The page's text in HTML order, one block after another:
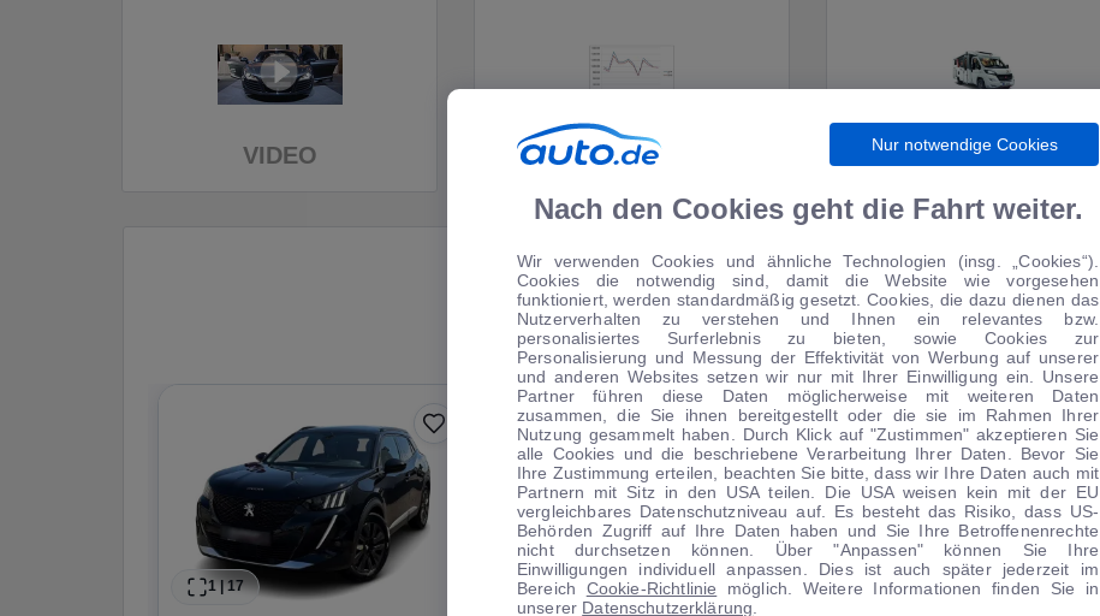
VIDEO WIRTSCHAFT WOHNMOBILE
TIPPS VOM AUTOMARKT
1|17 1|13 1 |25
Nur notwendige Cookies
Nach den Cookies geht die Fahrt weiter.
Wir verwenden Cookies und ähnliche Technologien (insg. „Cookies“).
Cookies die notwendig sind, damit die Website wie vorgesehen
funktioniert, werden standardmäßig gesetzt. Cookies, die dazu dienen das
Nutzerverhalten zu verstehen und Ihnen ein relevantes bzw.
personalisiertes Surferlebnis zu bieten, sowie Cookies zur
Personalisierung und Messung der Effektivität von Werbung auf unserer
und anderen Websites setzen wir nur mit Ihrer Einwilligung ein. Unsere
Partner führen diese Daten möglicherweise mit weiteren Daten
zusammen, die Sie ihnen bereitgestellt oder die sie im Rahmen Ihrer
Nutzung gesammelt haben. Durch Klick auf "Zustimmen" akzeptieren Sie
alle Cookies und die beschriebene Verarbeitung Ihrer Daten. Bevor Sie
Ihre Zustimmung erteilen, beachten Sie bitte, dass wir Ihre Daten auch mit
Partnern mit Sitz in den USA teilen. Die USA weisen kein mit der EU
vergleichbares Datenschutzniveau auf. Es besteht das Risiko, dass US-
Behörden Zugriff auf Ihre Daten haben und Sie Ihre Betroffenenrechte
nicht durchsetzen können. Über "Anpassen" können Sie Ihre
Einwilligungen individuell anpassen. Dies ist auch später jederzeit im
Bereich Cookie-Richtlinie möglich. Weitere Informationen finden Sie in
unserer Datenschutzerklärung